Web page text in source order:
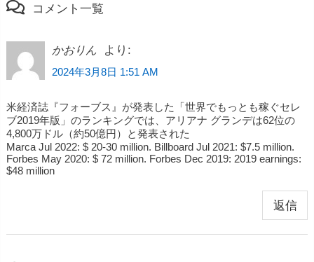
コメント一覧
かおりん より:
2024年3月8日 1:51 AM
米経済誌『フォーブス』が発表した「世界でもっとも稼ぐセレ
ブ2019年版」のランキングでは、アリアナ グランデは62位の
4,800万ドル（約50億円）と発表された
Marca Jul 2022: $ 20-30 million. Billboard Jul 2021: $7.5 million.
Forbes May 2020: $ 72 million. Forbes Dec 2019: 2019 earnings:
$48 million
返信